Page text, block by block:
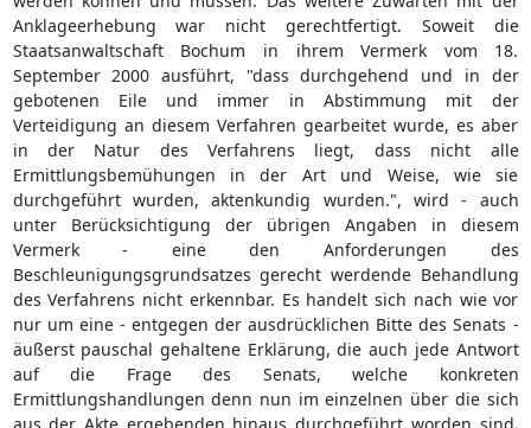
Anklageerhebung war nicht gerechtfertigt. Soweit die
Staatsanwaltschaft Bochum in ihrem Vermerk vom 18.
September 2000 ausführt, "dass durchgehend und in der
gebotenen Eile und immer in Abstimmung mit der
Verteidigung an diesem Verfahren gearbeitet wurde, es aber
in der Natur des Verfahrens liegt, dass nicht alle
Ermittlungsbemühungen in der Art und Weise, wie sie
durchgeführt wurden, aktenkundig wurden.", wird - auch
unter Berücksichtigung der übrigen Angaben in diesem
Vermerk - eine den Anforderungen des
Beschleunigungsgrundsatzes gerecht werdende Behandlung
des Verfahrens nicht erkennbar. Es handelt sich nach wie vor
nur um eine - entgegen der ausdrücklichen Bitte des Senats -
äußerst pauschal gehaltene Erklärung, die auch jede Antwort
auf die Frage des Senats, welche konkreten
Ermittlungshandlungen denn nun im einzelnen über die sich
aus der Akte ergebenden hinaus durchgeführt worden sind,